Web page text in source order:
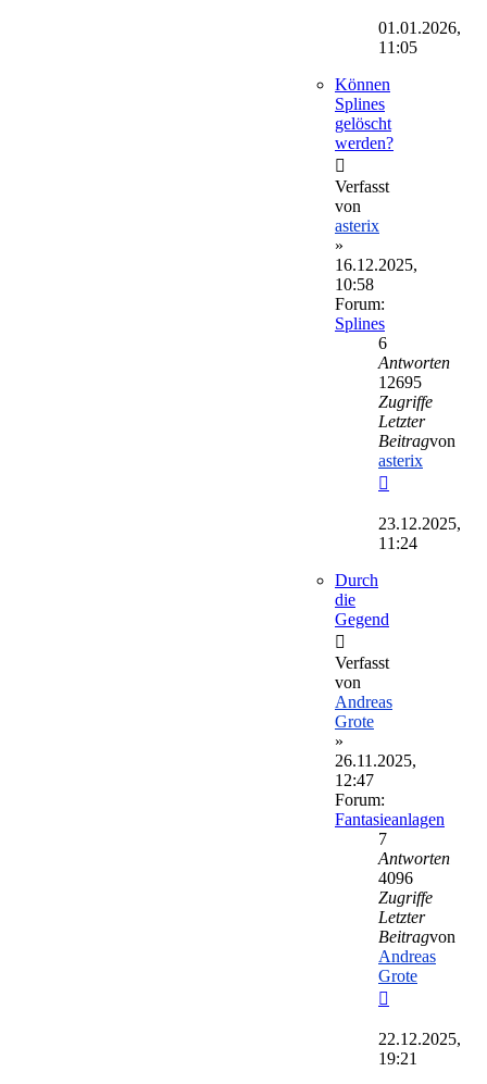
Beitrag
01.01.2026,
11:05
Können
Splines
gelöscht
werden?
Verfasst
von
asterix
»
16.12.2025,
10:58
Forum:
Splines
6
Antworten
12695
Zugriffe
Letzter
Beitragvon
asterix
Beitrag
23.12.2025,
11:24
Durch
die
Gegend
Verfasst
von
Andreas
Grote
»
26.11.2025,
12:47
Forum:
Fantasieanlagen
7
Antworten
4096
Zugriffe
Letzter
Beitragvon
Andreas
Grote
Beitrag
22.12.2025,
19:21